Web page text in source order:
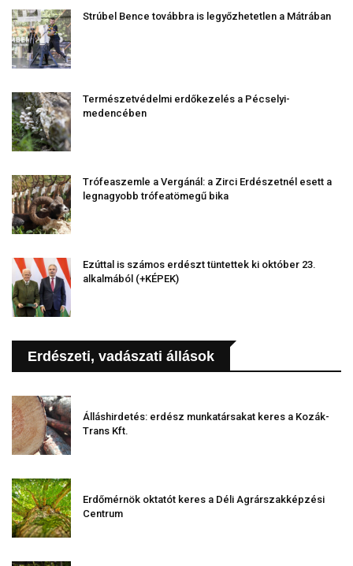
Strúbel Bence továbbra is legyőzhetetlen a Mátrában
Természetvédelmi erdőkezelés a Pécselyi-
medencében
Trófeaszemle a Vergánál: a Zirci Erdészetnél esett a
legnagyobb trófeatömegű bika
Ezúttal is számos erdészt tüntettek ki október 23.
alkalmából (+KÉPEK)
Erdészeti, vadászati állások
Álláshirdetés: erdész munkatársakat keres a Kozák-
Trans Kft.
Erdőmérnök oktatót keres a Déli Agrárszakképzési
Centrum